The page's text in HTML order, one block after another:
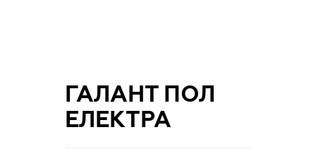
ГАЛАНТ ПОЛ
ЕЛЕКТРА